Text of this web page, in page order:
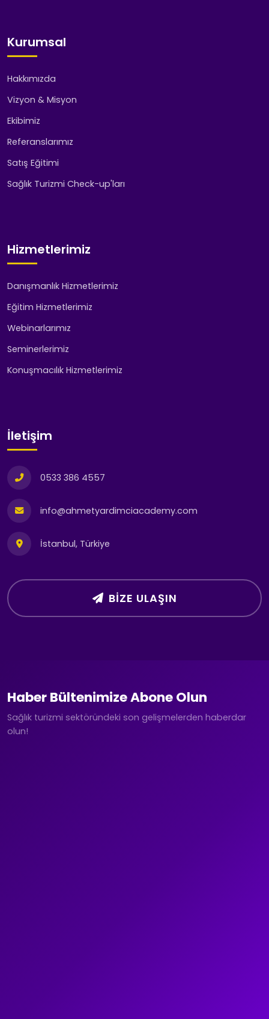
Kurumsal
Hakkımızda
Vizyon & Misyon
Ekibimiz
Referanslarımız
Satış Eğitimi
Sağlık Turizmi Check-up'ları
Hizmetlerimiz
Danışmanlık Hizmetlerimiz
Eğitim Hizmetlerimiz
Webinarlarımız
Seminerlerimiz
Konuşmacılık Hizmetlerimiz
İletişim
0533 386 4557
info@ahmetyardimciacademy.com
İstanbul, Türkiye
BIZE ULAŞIN
Haber Bültenimize Abone Olun
Sağlık turizmi sektöründeki son gelişmelerden haberdar
olun!